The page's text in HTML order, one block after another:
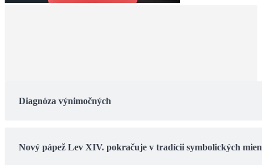
Diagnóza výnimočných
Nový pápež Lev XIV. pokračuje v tradícii symbolických